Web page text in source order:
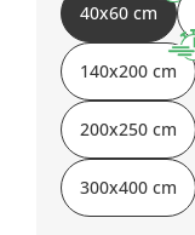
40x60 cm
140x200 cm
200x250 cm
300x400 cm